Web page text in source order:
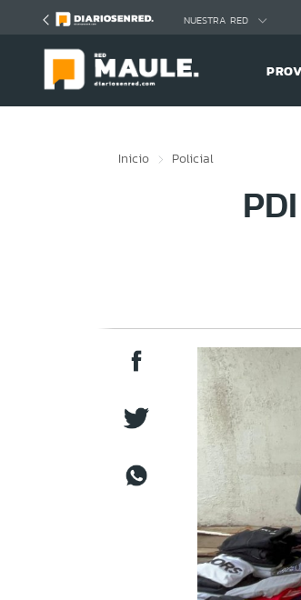
NUESTRA RED
Inicio Policial